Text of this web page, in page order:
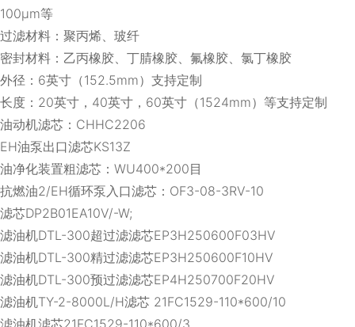
100μm等
过滤材料：聚丙烯、玻纤
密封材料：乙丙橡胶、丁腈橡胶、氟橡胶、氯丁橡胶
外径： 6英寸（152.5mm）支持定制
长度： 20英寸， 40英寸， 60英寸（1524mm）等支持定制
油动机滤芯：CHHC2206
EH油泵出口滤芯KS13Z
油净化装置粗滤芯：WU400*200目
抗燃油2/EH循环泵入口滤芯：OF3-08-3RV-10
滤芯DP2B01EA10V/-W;
滤油机DTL-300超过滤滤芯EP3H250600F03HV
滤油机DTL-300精过滤滤芯EP3H250600F10HV
滤油机DTL-300预过滤滤芯EP4H250700F20HV
滤油机TY-2-8000L/H滤芯 21FC1529-110*600/10
滤油机滤芯21FC1529-110*600/3